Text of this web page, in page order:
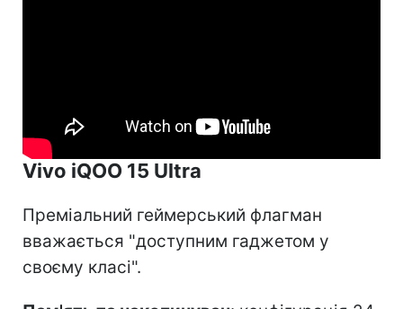
Vivo iQOO 15 Ultra
Преміальний геймерський флагман
вважається "доступним гаджетом у
своєму класі".